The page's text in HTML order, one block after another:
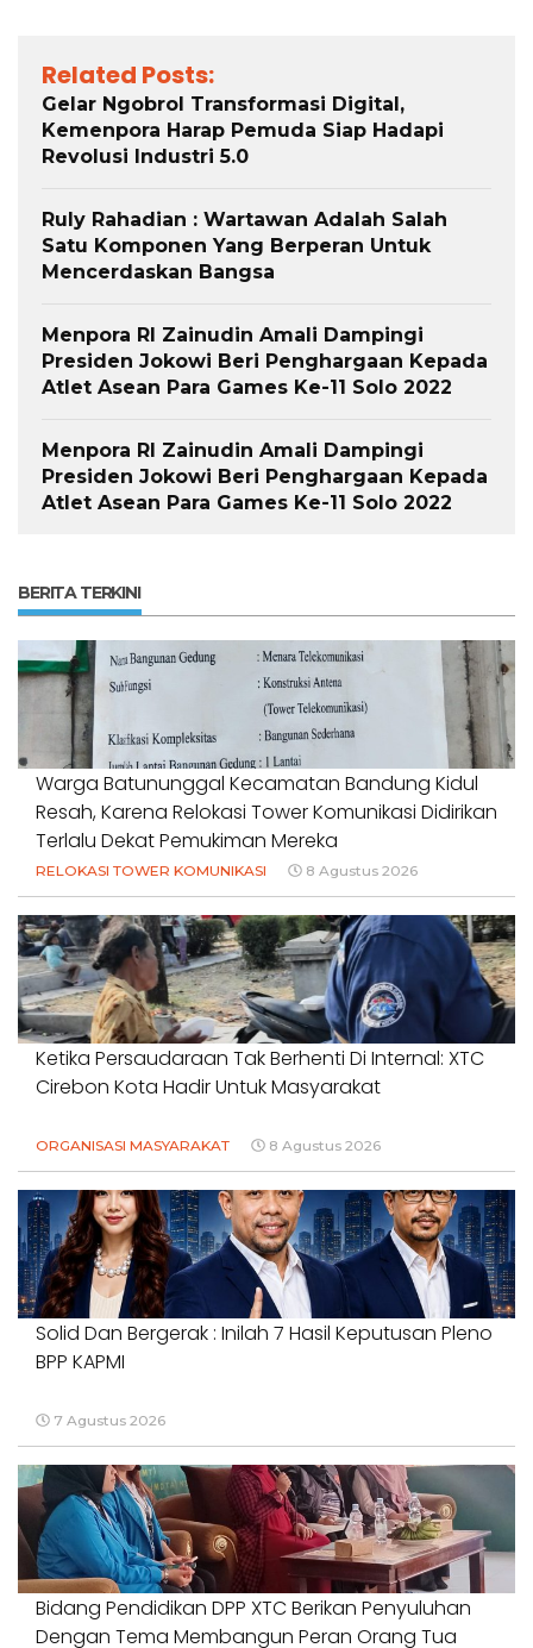
Related Posts:
Gelar Ngobrol Transformasi Digital,
Kemenpora Harap Pemuda Siap Hadapi
Revolusi Industri 5.0
Ruly Rahadian : Wartawan Adalah Salah
Satu Komponen Yang Berperan Untuk
Mencerdaskan Bangsa
Menpora RI Zainudin Amali Dampingi
Presiden Jokowi Beri Penghargaan Kepada
Atlet Asean Para Games Ke-11 Solo 2022
Menpora RI Zainudin Amali Dampingi
Presiden Jokowi Beri Penghargaan Kepada
Atlet Asean Para Games Ke-11 Solo 2022
BERITA TERKINI
Warga Batununggal Kecamatan Bandung Kidul
Resah, Karena Relokasi Tower Komunikasi Didirikan
Terlalu Dekat Pemukiman Mereka
RELOKASI TOWER KOMUNIKASI 8 Agustus 2026
Ketika Persaudaraan Tak Berhenti Di Internal: XTC
Cirebon Kota Hadir Untuk Masyarakat
ORGANISASI MASYARAKAT 8 Agustus 2026
Solid Dan Bergerak : Inilah 7 Hasil Keputusan Pleno
BPP KAPMI
7 Agustus 2026
Bidang Pendidikan DPP XTC Berikan Penyuluhan
Dengan Tema Membangun Peran Orang Tua